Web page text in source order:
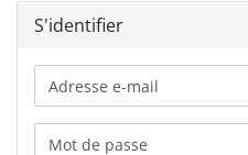
S'identifier
Adresse
e-
mail
Mot de passe